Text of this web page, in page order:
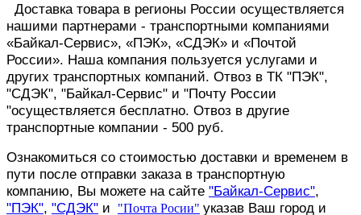
Доставка товара в регионы России осуществляется
нашими партнерами - транспортными компаниями
«Байкал-Сервис», «ПЭК», «СДЭК» и «Почтой
России». Наша компания пользуется услугами и
других транспортных компаний. Отвоз в ТК "ПЭК",
"СДЭК", "Байкал-Сервис" и "Почту России
"осуществляется бесплатно. Отвоз в другие
транспортные компании - 500 руб.
Ознакомиться со стоимостью доставки и временем в
пути после отправки заказа в транспортную
компанию, Вы можете на сайте "Байкал-Сервис",
"ПЭК", "СДЭК" и "Почта Росии" указав Ваш город и